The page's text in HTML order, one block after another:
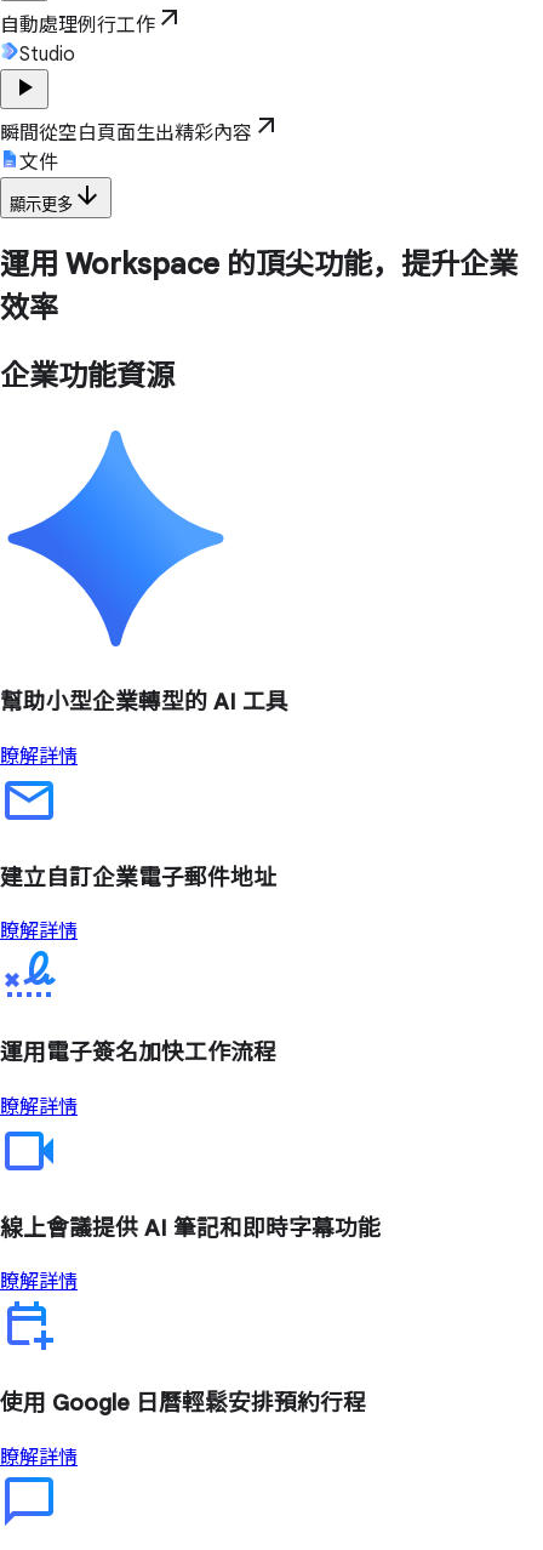
自動處理例行工作 arrow_outward
Studio
play_arrow
瞬間從空白頁面生出精彩內容 arrow_outward
文件
顯示更多 arrow_downward
運用 Workspace 的頂尖功能，提升企業
效率
企業功能資源
幫助小型企業轉型的 AI 工具
瞭解詳情
建立自訂企業電子郵件地址
瞭解詳情
運用電子簽名加快工作流程
瞭解詳情
線上會議提供 AI 筆記和即時字幕功能
瞭解詳情
使用 Google 日曆輕鬆安排預約行程
瞭解詳情